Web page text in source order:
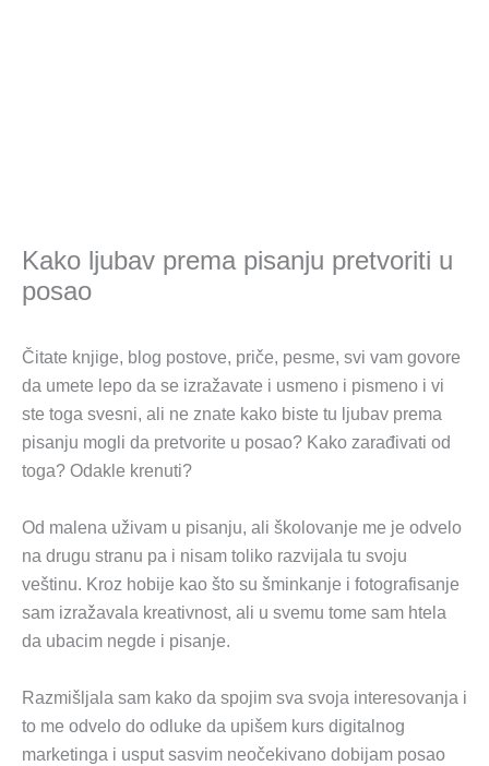
Kako ljubav prema pisanju pretvoriti u
posao
Čitate knjige, blog postove, priče, pesme, svi vam govore
da umete lepo da se izražavate i usmeno i pismeno i vi
ste toga svesni, ali ne znate kako biste tu ljubav prema
pisanju mogli da pretvorite u posao? Kako zarađivati od
toga? Odakle krenuti?
Od malena uživam u pisanju, ali školovanje me je odvelo
na drugu stranu pa i nisam toliko razvijala tu svoju
veštinu. Kroz hobije kao što su šminkanje i fotografisanje
sam izražavala kreativnost, ali u svemu tome sam htela
da ubacim negde i pisanje.
Razmišljala sam kako da spojim sva svoja interesovanja i
to me odvelo do odluke da upišem kurs digitalnog
marketinga i usput sasvim neočekivano dobijam posao